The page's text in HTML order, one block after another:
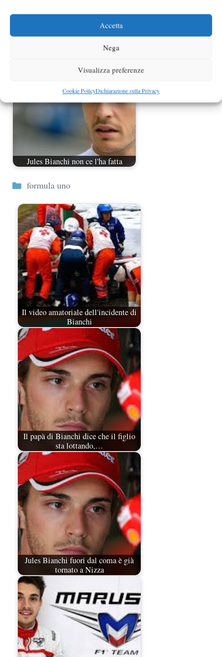
Accetta
Nega
Visualizza preferenze
Cookie PolicyDichiarazione sulla Privacy
Stabili le condizioni di Jules Bianchi
Jules Bianchi non ce l'ha fatta
Categorie
formula uno
Il video amatoriale dell'incidente di
Bianchi
Il papà di Bianchi dice che il figlio
sta lottando,…
Jules Bianchi fuori dal coma è già
tornato a Nizza